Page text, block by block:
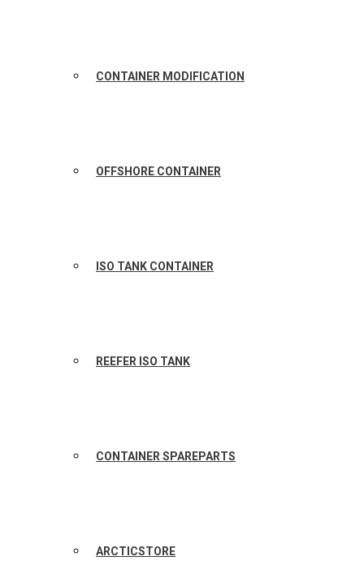
CONTAINER MODIFICATION
OFFSHORE CONTAINER
ISO TANK CONTAINER
REEFER ISO TANK
CONTAINER SPAREPARTS
ARCTICSTORE